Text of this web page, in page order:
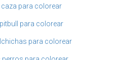
para colorear
para colorear
para colorear